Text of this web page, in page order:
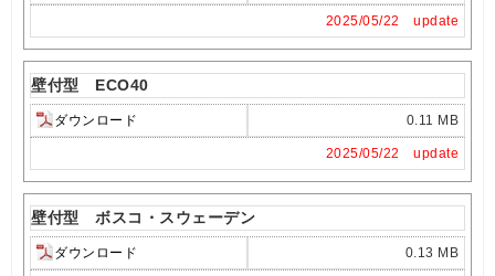
2025/05/22 update
壁付型 ECO40
ダウンロード 0.11 MB
2025/05/22 update
壁付型 ボスコ・スウェーデン
ダウンロード 0.13 MB